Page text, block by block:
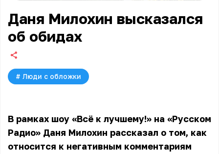
Даня Милохин высказался
об обидах
# Люди с обложки
В рамках шоу «Всё к лучшему!» на «Русском
Радио» Даня Милохин рассказал о том, как
относится к негативным комментариям